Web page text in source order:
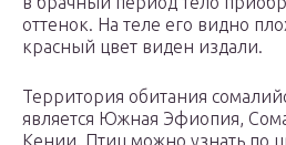
оттенок. На теле его видно
красный цвет виден издали.
Территория обитания
является Южная Эфиопия,
Кении. Птиц можно узнать по